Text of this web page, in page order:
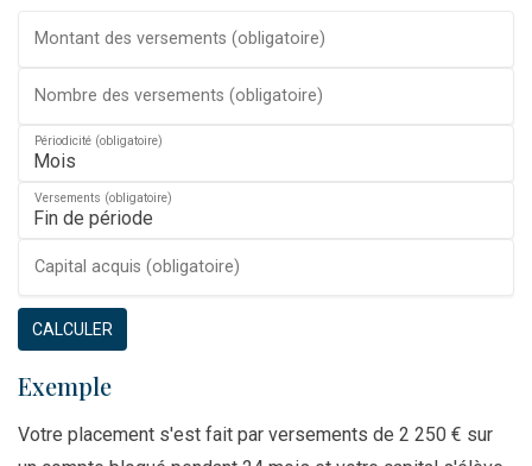
Montant des versements (obligatoire)
Nombre des versements (obligatoire)
Périodicité (obligatoire)
Versements (obligatoire)
Capital acquis (obligatoire)
CALCULER
Exemple
Votre placement s'est fait par versements de 2 250 € sur